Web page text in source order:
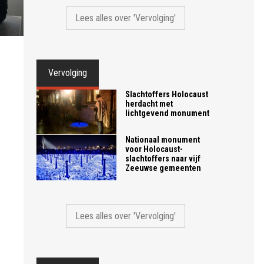
Lees alles over 'Vervolging'
Vervolging
Slachtoffers Holocaust
herdacht met
lichtgevend monument
Nationaal monument
voor Holocaust-
slachtoffers naar vijf
Zeeuwse gemeenten
Lees alles over 'Vervolging'